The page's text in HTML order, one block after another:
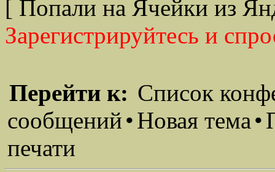
[ Попали на Ячейки из
Зарегистрируйтесь и
Перейти к: Список
сообщений•Новая тема•
печати